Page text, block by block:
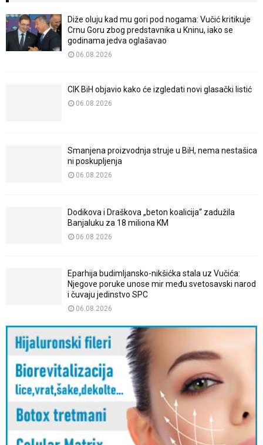
Diže oluju kad mu gori pod nogama: Vučić kritikuje
Crnu Goru zbog predstavnika u Kninu, iako se
godinama jedva oglašavao
06.08.2026
CIK BiH objavio kako će izgledati novi glasački listić
06.08.2026
Smanjena proizvodnja struje u BiH, nema nestašica
ni poskupljenja
06.08.2026
Dodikova i Draškova „beton koalicija“ zadužila
Banjaluku za 18 miliona KM
06.08.2026
Eparhija budimljansko-nikšićka stala uz Vučića:
Njegove poruke unose mir među svetosavski narod
i čuvaju jedinstvo SPC
06.08.2026